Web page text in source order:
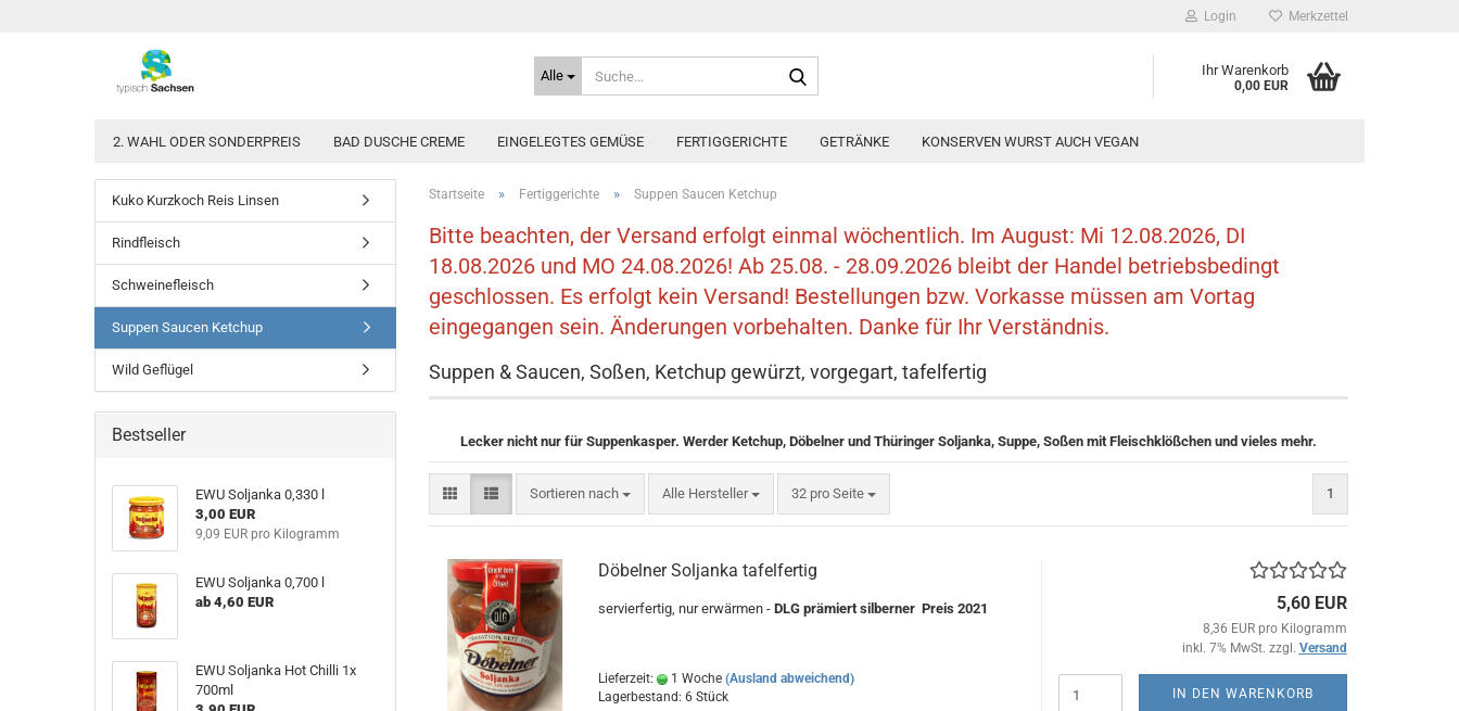
Login Merkzettel
Alle Ihr Warenkorb
0,00 EUR
2. WAHL ODER SONDERPREIS BAD DUSCHE CREME EINGELEGTES GEMÜSE FERTIGGERICHTE GETRÄNKE KONSERVEN WURST AUCH VEGAN
Startseite » Fertiggerichte » Suppen Saucen Ketchup
Bitte beachten, der Versand erfolgt einmal wöchentlich. Im August: Mi 12.08.2026, DI
18.08.2026 und MO 24.08.2026! Ab 25.08. - 28.09.2026 bleibt der Handel betriebsbedingt
geschlossen. Es erfolgt kein Versand! Bestellungen bzw. Vorkasse müssen am Vortag
eingegangen sein. Änderungen vorbehalten. Danke für Ihr Verständnis.
Suppen & Saucen, Soßen, Ketchup gewürzt, vorgegart, tafelfertig
Lecker nicht nur für Suppenkasper. Werder Ketchup, Döbelner und Thüringer Soljanka, Suppe, Soßen mit Fleischklößchen und vieles mehr.
Sortieren nach
Sortieren nach Alle Hersteller 32 pro Seite
pro Seite 1
Döbelner Soljanka tafelfertig
servierfertig, nur erwärmen -DLG prämiert silberner Preis 2021
Lieferzeit: 1 Woche (Ausland abweichend)
Lagerbestand: 6 Stück
5,60 EUR
8,36 EUR pro Kilogramm
inkl. 7% MwSt. zzgl. Versand
IN DEN WARENKORB
Kuko Kurzkoch Reis Linsen
Rindfleisch
Schweinefleisch
Suppen Saucen Ketchup
Wild Geflügel
Bestseller
EWU Soljanka 0,330 l
3,00 EUR
9,09 EUR pro Kilogramm
EWU Soljanka 0,700 l
ab 4,60 EUR
EWU Soljanka Hot Chilli 1x
700ml